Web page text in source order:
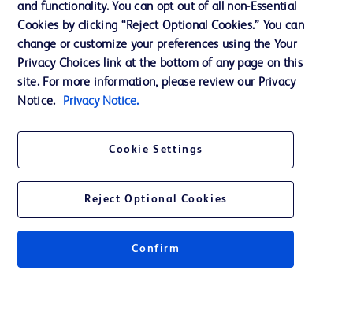
お問い合わせ
Cookie Preferences
プライバシーポリシー
© 2026 BD. All rights reserved. BD and the BD Logo are trademarks of
Becton, Dickinson and Company. All other trademarks are the property of
and functionality. You can opt out of all non-Essential
Cookies by clicking “Reject Optional Cookies.” You can
change or customize your preferences using the Your
Privacy Choices link at the bottom of any page on this
site. For more information, please review our Privacy
Notice.
Privacy Notice.
Cookie Settings
Reject Optional Cookies
Confirm